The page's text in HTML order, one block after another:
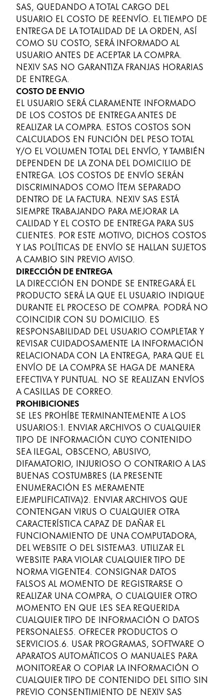
SAS, QUEDANDO A TOTAL CARGO DEL
USUARIO EL COSTO DE REENVÍO. EL TIEMPO DE
ENTREGA DE LA TOTALIDAD DE LA ORDEN, ASÍ
COMO SU COSTO, SERÁ INFORMADO AL
USUARIO ANTES DE ACEPTAR LA COMPRA.
NEXIV SAS NO GARANTIZA FRANJAS HORARIAS
DE ENTREGA.
COSTO DE ENVIO
EL USUARIO SERÁ CLARAMENTE INFORMADO
DE LOS COSTOS DE ENTREGA ANTES DE
REALIZAR LA COMPRA. ESTOS COSTOS SON
CALCULADOS EN FUNCIÓN DEL PESO TOTAL
Y/O EL VOLUMEN TOTAL DEL ENVÍO, Y TAMBIÉN
DEPENDEN DE LA ZONA DEL DOMICILIO DE
ENTREGA. LOS COSTOS DE ENVÍO SERÁN
DISCRIMINADOS COMO ÍTEM SEPARADO
DENTRO DE LA FACTURA. NEXIV SAS ESTÁ
SIEMPRE TRABAJANDO PARA MEJORAR LA
CALIDAD Y EL COSTO DE ENTREGA PARA SUS
CLIENTES. POR ESTE MOTIVO, DICHOS COSTOS
Y LAS POLÍTICAS DE ENVÍO SE HALLAN SUJETOS
A CAMBIO SIN PREVIO AVISO.
DIRECCIÓN DE ENTREGA
LA DIRECCIÓN EN DONDE SE ENTREGARÁ EL
PRODUCTO SERÁ LA QUE EL USUARIO INDIQUE
DURANTE EL PROCESO DE COMPRA. PODRÁ NO
COINCIDIR CON SU DOMICILIO. ES
RESPONSABILIDAD DEL USUARIO COMPLETAR Y
REVISAR CUIDADOSAMENTE LA INFORMACIÓN
RELACIONADA CON LA ENTREGA, PARA QUE EL
ENVÍO DE LA COMPRA SE HAGA DE MANERA
EFECTIVA Y PUNTUAL. NO SE REALIZAN ENVÍOS
A CASILLAS DE CORREO.
PROHIBICIONES
SE LES PROHÍBE TERMINANTEMENTE A LOS
USUARIOS:1. ENVIAR ARCHIVOS O CUALQUIER
TIPO DE INFORMACIÓN CUYO CONTENIDO
SEA ILEGAL, OBSCENO, ABUSIVO,
DIFAMATORIO, INJURIOSO O CONTRARIO A LAS
BUENAS COSTUMBRES (LA PRESENTE
ENUMERACIÓN ES MERAMENTE
EJEMPLIFICATIVA)2. ENVIAR ARCHIVOS QUE
CONTENGAN VIRUS O CUALQUIER OTRA
CARACTERÍSTICA CAPAZ DE DAÑAR EL
FUNCIONAMIENTO DE UNA COMPUTADORA,
DEL WEBSITE O DEL SISTEMA3. UTILIZAR EL
WEBSITE PARA VIOLAR CUALQUIER TIPO DE
NORMA VIGENTE4. CONSIGNAR DATOS
FALSOS AL MOMENTO DE REGISTRARSE O
REALIZAR UNA COMPRA, O CUALQUIER OTRO
MOMENTO EN QUE LES SEA REQUERIDA
CUALQUIER TIPO DE INFORMACIÓN O DATOS
PERSONALES5. OFRECER PRODUCTOS O
SERVICIOS.6. USAR PROGRAMAS, SOFTWARE O
APARATOS AUTOMÁTICOS O MANUALES PARA
MONITOREAR O COPIAR LA INFORMACIÓN O
CUALQUIER TIPO DE CONTENIDO DEL SITIO SIN
PREVIO CONSENTIMIENTO DE NEXIV SAS